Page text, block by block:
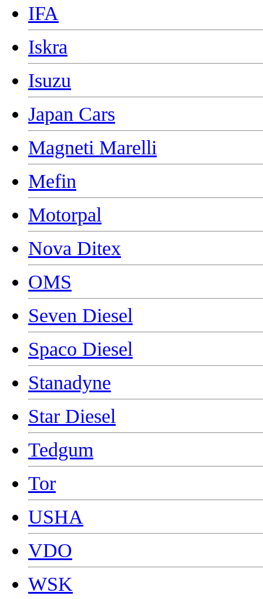
IFA
Iskra
Isuzu
Japan Cars
Magneti Marelli
Mefin
Motorpal
Nova Ditex
OMS
Seven Diesel
Spaco Diesel
Stanadyne
Star Diesel
Tedgum
Tor
USHA
VDO
WSK